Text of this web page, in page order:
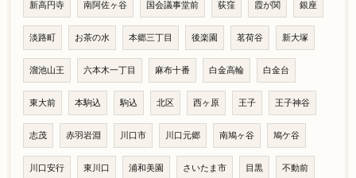
新高円寺 南阿佐ヶ谷 国会議事堂前 荻窪 霞が関 銀座
淡路町 お茶の水 本郷三丁目 後楽園 茗荷谷 新大塚
溜池山王 六本木一丁目 麻布十番 白金高輪 白金台
東大前 本駒込 駒込 北区 西ヶ原 王子 王子神谷
志茂 赤羽岩淵 川口市 川口元郷 南鳩ヶ谷 鳩ケ谷
川口安行 東川口 浦和美園 さいたま市 目黒 不動前